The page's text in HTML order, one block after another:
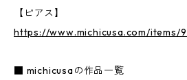
【ピアス】
https://www.michicusa.com/items/
■ michicusaの作品一覧